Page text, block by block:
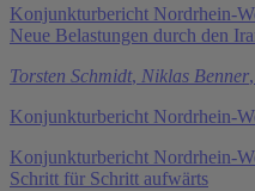
Konjunkturbericht Nordrhein-
Neue Belastungen durch den
Torsten Schmidt, Niklas Benner,
Konjunkturbericht Nordrhein-
Konjunkturbericht Nordrhein-
Schritt für Schritt aufwärts